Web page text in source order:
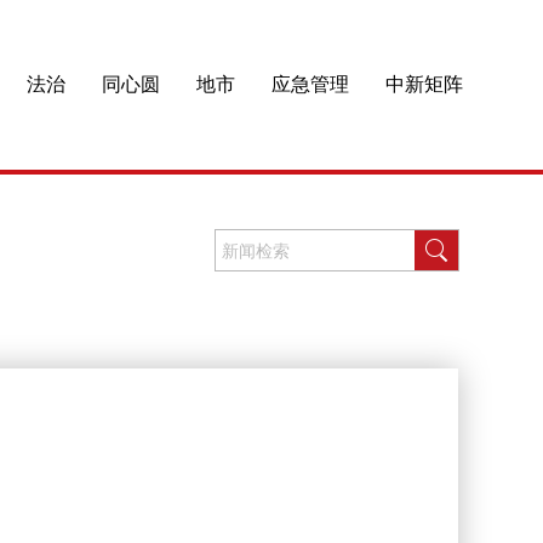
法治 同心圆 地市 应急管理 中新矩阵